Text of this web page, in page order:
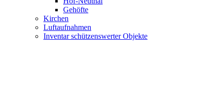
Gehöfte
Kirchen
Luftaufnahmen
Inventar schützenswerter Objekte